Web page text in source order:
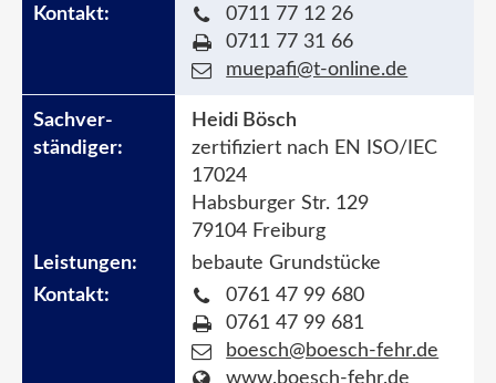
0711 77 12 26
0711 77 31 66
muepafi@t-online.de
Heidi Bösch
zertifiziert nach EN ISO/IEC
17024
Habsburger Str. 129
79104 Freiburg
bebaute Grundstücke
0761 47 99 680
0761 47 99 681
boesch@boesch-fehr.de
www.boesch-fehr.de